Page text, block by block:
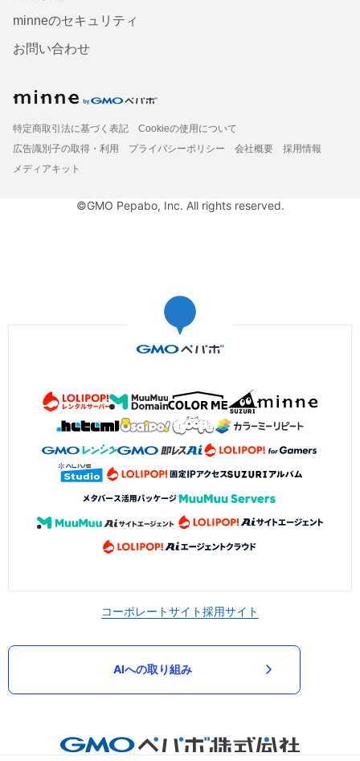
minneのセキュリティ
お問い合わせ
特定商取引法に基づく表記
Cookieの使用について
広告識別子の取得・利用
プライバシーポリシー 会社概要
採用情報
メディアキット
©GMO Pepabo, Inc. All rights reserved.
コーポレートサイト採用サイト
AIへの取り組み